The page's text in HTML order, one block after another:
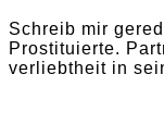
Schreib mir
Prostituierte.
verliebtheit in